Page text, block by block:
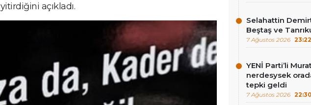
açıkladı.
Selahattin
Beştaş ve
7 Ağustos 2026 23:22
YENİ Parti’li
nerdesysek
tepki geldi
7 Ağustos 2026 22:30